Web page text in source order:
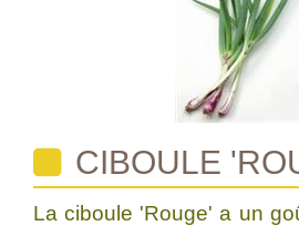
CIBOULE
La ciboule 'Rouge' a un